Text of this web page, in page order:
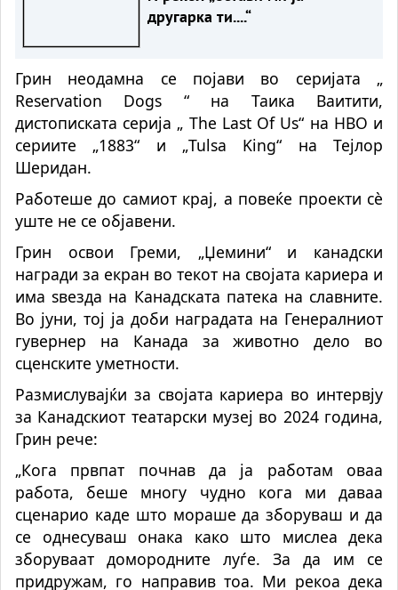
другарка ти....“
Грин неодамна се појави во серијата „
Reservation Dogs “ на Таика Ваитити,
дистописката серија „ The Last Of Us“ на HBO и
сериите „1883“ и „Tulsa King“ на Тејлор
Шеридан.
Работеше до самиот крај, а повеќе проекти сè
уште не се објавени.
Грин освои Греми, „Џемини“ и канадски
награди за екран во текот на својата кариера и
има ѕвезда на Канадската патека на славните.
Во јуни, тој ја доби наградата на Генералниот
гувернер на Канада за животно дело во
сценските уметности.
Размислувајќи за својата кариера во интервју
за Канадскиот театарски музеј во 2024 година,
Грин рече:
„Кога првпат почнав да ја работам оваа
работа, беше многу чудно кога ми даваа
сценарио каде што мораше да зборуваш и да
се однесуваш онака како што мислеа дека
зборуваат домородните луѓе. За да им се
придружам, го направив тоа. Ми рекоа дека